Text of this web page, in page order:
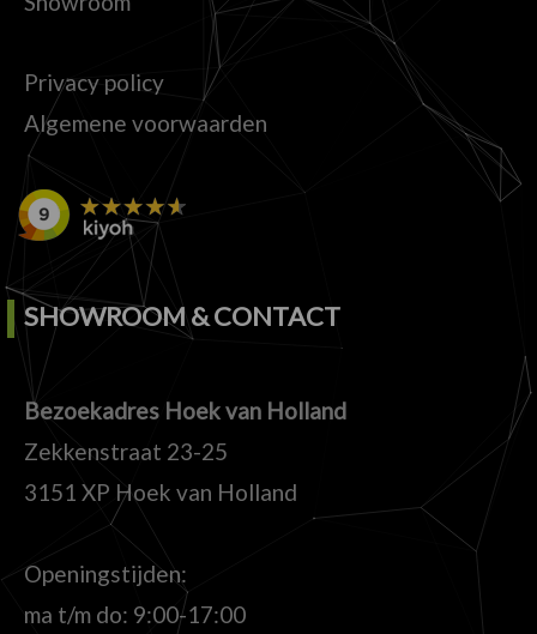
Privacy policy
Algemene voorwaarden
SHOWROOM & CONTACT
Bezoekadres Hoek van Holland
Zekkenstraat 23-25
3151 XP Hoek van Holland
Openingstijden:
ma t/m do: 9:00-17:00